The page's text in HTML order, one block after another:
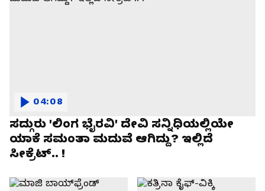
ಸದ್ಗುರು 'ಲಿಂಗ ಭೈರವಿ' ದೇವಿ ಸನ್ನಿಧಿಯಲ್ಲಿಯೇ
ಯಾಕೆ ಸಮಂತಾ ಮದುವೆ ಆಗಿದ್ದು? ಇಲ್ಲಿದೆ
ಸೀಕ್ರೆಟ್.. !
04:08